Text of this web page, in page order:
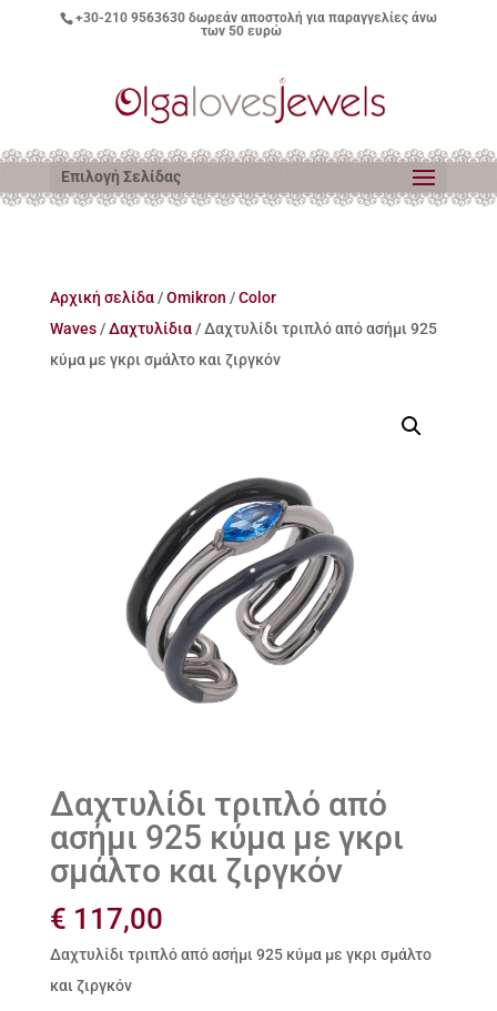
+30-210 9563630δωρεάν αποστολή για παραγγελίες άνω
των 50 ευρώ
Επιλογή Σελίδας
Αρχική σελίδα/Omikron /Color
Waves/Δαχτυλίδια/ Δαχτυλίδι τριπλό από ασήμι 925
κύμα με γκρι σμάλτο και ζιργκόν
Δαχτυλίδι τριπλό από
ασήμι 925 κύμα με γκρι
σμάλτο και ζιργκόν
€ 117,00
Δαχτυλίδι τριπλό από ασήμι 925 κύμα με γκρι σμάλτο
και ζιργκόν